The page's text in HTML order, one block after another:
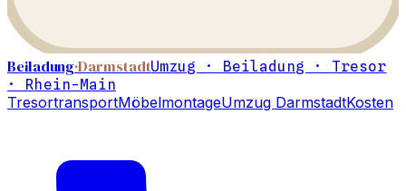
Beiladung·DarmstadtUmzug · Beiladung · Tresor
· Rhein-Main
TresortransportMöbelmontageUmzug DarmstadtKosten